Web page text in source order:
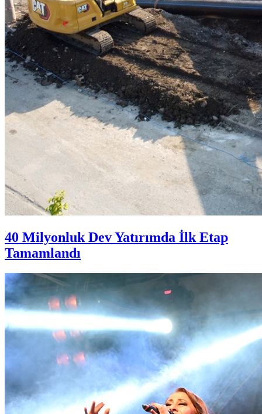
40 Milyonluk Dev Yatırımda İlk Etap
Tamamlandı